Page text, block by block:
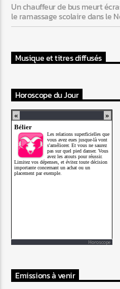
Un chauffeur de bus meurt
le ramassage scolaire dans le
Musique et titres diffusés
Horoscope du Jour
Horoscope
Emissions à venir